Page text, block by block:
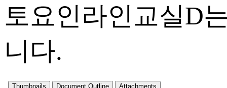
토요인라인교실D
니다.